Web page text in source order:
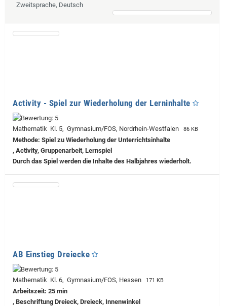
Zweitsprache, Deutsch
Activity - Spiel zur Wiederholung der Lerninhalte
Mathematik Kl. 5, Gymnasium/FOS, Nordrhein-Westfalen 86 KB
Methode: Spiel zu Wiederholung der Unterrichtsinhalte
, Activity, Gruppenarbeit, Lernspiel
Durch das Spiel werden die Inhalte des Halbjahres wiederholt.
AB Einstieg Dreiecke
Mathematik Kl. 6, Gymnasium/FOS, Hessen 171 KB
Arbeitszeit: 25 min
, Beschriftung Dreieck, Dreieck, Innenwinkel